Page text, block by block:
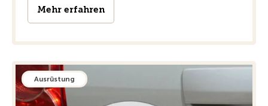
Mehr erfahren
Ausrüstung